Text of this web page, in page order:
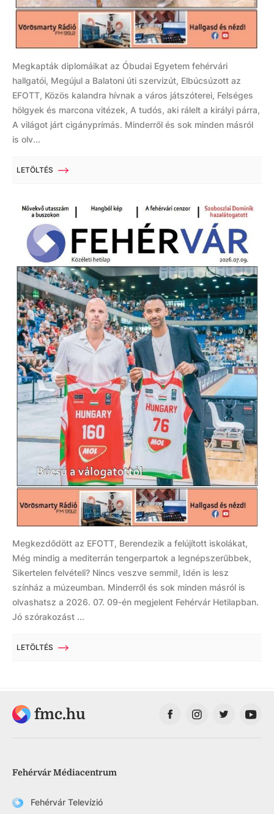
Megkapták diplomáikat az Óbudai Egyetem fehérvári
hallgatói, Megújul a Balatoni úti szervizút, Elbúcsúzott az
EFOTT, Közös kalandra hívnak a város játszóterei, Felséges
hölgyek és marcona vitézek, A tudós, aki rálelt a királyi párra,
A világot járt cigányprímás. Minderről és sok minden másról
is olv...
LETÖLTÉS
Megkezdődött az EFOTT, Berendezik a felújított iskolákat,
Még mindig a mediterrán tengerpartok a legnépszerűbbek,
Sikertelen felvételi? Nincs veszve semmi!, Idén is lesz
színház a múzeumban. Minderről és sok minden másról is
olvashatsz a 2026. 07. 09-én megjelent Fehérvár Hetilapban.
Jó szórakozást ...
LETÖLTÉS
fmc.hu
Fehérvár Médiacentrum
Fehérvár Televízió